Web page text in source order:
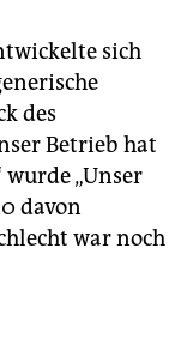
sich
des
Betrieb hat
„Unser
davon
war noch